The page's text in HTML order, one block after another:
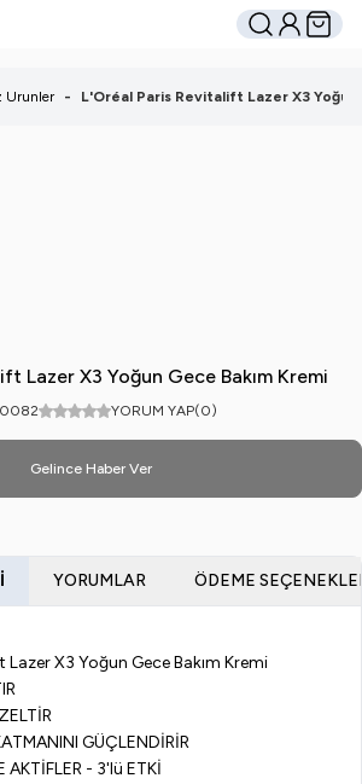
Hesabım
Sepetim
Urunler - L'Oréal Paris Revitalift Lazer X3 Yoğun
Lazer X3 Yoğun Gece Bakım Kremi
YORUM YAP(0)
Gelince Haber Ver
YORUMLAR ÖDEME
X3 Yoğun Gece Bakım Kremi
GÜÇLENDİRİR
AKTİFLER - 3'lü ETKİ